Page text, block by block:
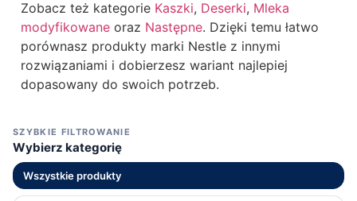
SZYBKIE FILTROWANIE
Wybierz kategorię
Wszystkie produkty
Zobacz też kategorie Kaszki, Deserki, Mleka
modyfikowane oraz Następne. Dzięki temu łatwo
porównasz produkty marki Nestle z innymi
rozwiązaniami i dobierzesz wariant najlepiej
dopasowany do swoich potrzeb.